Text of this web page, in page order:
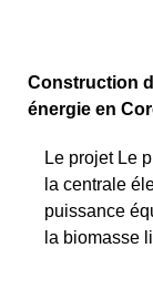
Construction
énergie en
Le projet Le
la centrale
puissance
la biomasse